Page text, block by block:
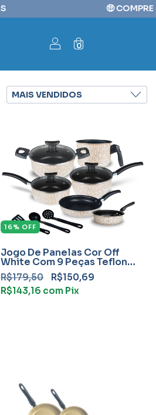
COMPRE COM 5% OFF
0
16% OFF
Jogo De Panelas Cor Off
White Com 9 Peças Teflon
Com Frigideira
R$179,50
R$150,69
R$143,16 com Pix